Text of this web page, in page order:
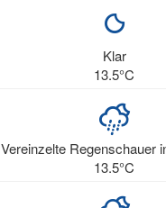
Klar
13.5°C
Vereinzelte Regenschauer
13.5°C